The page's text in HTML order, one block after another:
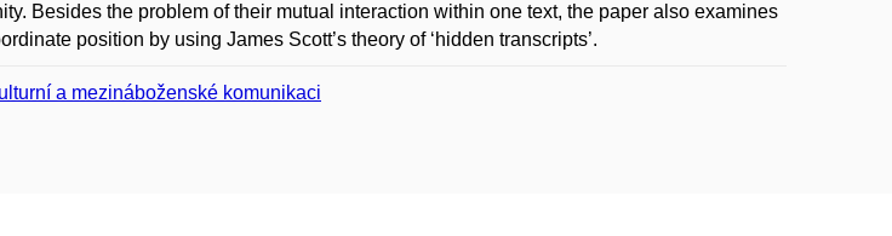
Besides the problem of their mutual interaction within one text, the paper also examines
position by using James Scott’s theory of ‘hidden transcripts’.
a mezináboženské komunikaci